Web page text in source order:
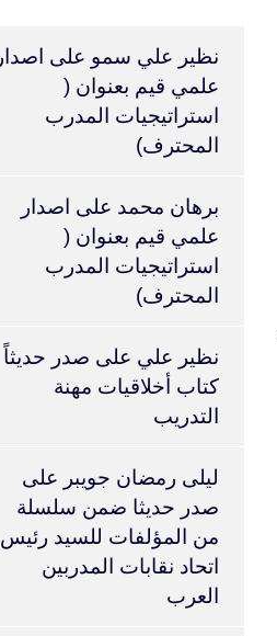
نظير علي سمو على اصدار
علمي قيم بعنوان (
استراتيجيات المدرب
المحترف)
برهان محمد على اصدار
علمي قيم بعنوان (
استراتيجيات المدرب
المحترف)
نظير علي على صدر حديثاً
كتاب أخلاقيات مهنة
التدريب
ليلى رمضان جويبر على
صدر حديثا ضمن سلسلة
من المؤلفات للسيد رئيس
اتحاد نقابات المدربين
العرب